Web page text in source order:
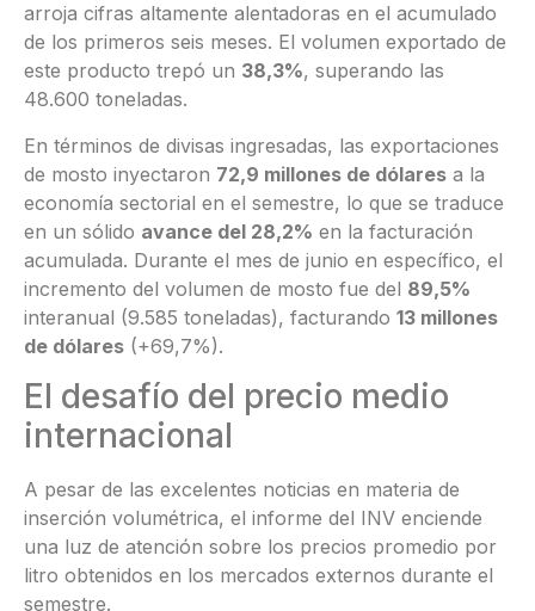
arroja cifras altamente alentadoras en el acumulado
de los primeros seis meses. El volumen exportado de
este producto trepó un 38,3%, superando las
48.600 toneladas.
En términos de divisas ingresadas, las exportaciones
de mosto inyectaron 72,9 millones de dólares a la
economía sectorial en el semestre, lo que se traduce
en un sólido avance del 28,2% en la facturación
acumulada. Durante el mes de junio en específico, el
incremento del volumen de mosto fue del 89,5%
interanual (9.585 toneladas), facturando 13 millones
de dólares (+69,7%).
El desafío del precio medio
internacional
A pesar de las excelentes noticias en materia de
inserción volumétrica, el informe del INV enciende
una luz de atención sobre los precios promedio por
litro obtenidos en los mercados externos durante el
semestre.